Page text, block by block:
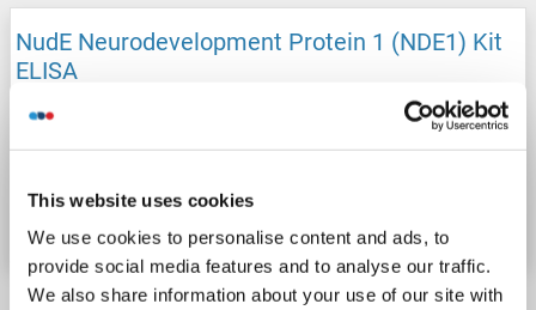
This website uses cookies
We use cookies to personalise content and ads, to
provide social media features and to analyse our traffic.
We also share information about your use of our site with
NudE Neurodevelopment Protein 1 (NDE1) Kit
ELISA
NDE1